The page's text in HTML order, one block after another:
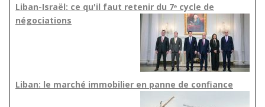
Liban-Israël: ce qu'il faut retenir du 7ᵉ cycle de
négociations
Liban: le marché immobilier en panne de confiance